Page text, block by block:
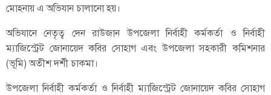
মোহনায় এ অভিযান চালানো হয়।
অভিযানে নেতৃত্ব দেন রাউজান উপজেলা নির্বাহী কর্মকর্তা ও নির্বাহী
ম্যাজিস্ট্রেট জোনায়েদ কবির সোহাগ এবং উপজেলা সহকারী কমিশনার
(ভূমি) অতীশ দর্শী চাকমা।
উপজেলা নির্বাহী কর্মকর্তা ও নির্বাহী ম্যাজিস্ট্রেট জোনায়েদ কবির সোহাগ